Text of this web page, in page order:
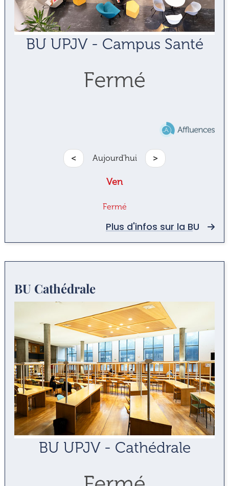
BU UPJV - Campus Santé
>
< Aujourd'hui
Ven
Fermé
Plus d'infos sur la BU
BU Cathédrale
BU UPJV - Cathédrale